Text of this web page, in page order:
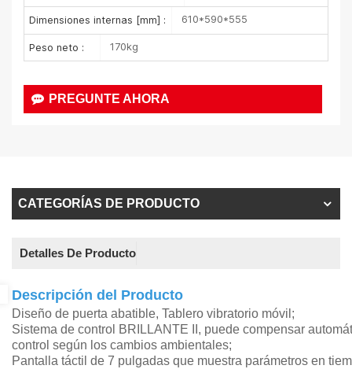
Dimensiones internas [mm] : 610*590*555
Peso neto : 170kg
PREGUNTE AHORA
CATEGORÍAS DE PRODUCTO
Detalles De Producto
Descripción del Producto
Diseño de puerta abatible, Tablero vibratorio móvil;
Sistema de control BRILLANTE II, puede compensar
control según los cambios ambientales;
Pantalla táctil de 7 pulgadas que muestra parámetros en